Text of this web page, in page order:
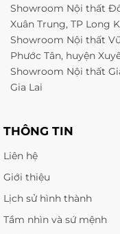
Showroom Nội thất
Xuân Trung, TP Long
Showroom Nội thất
Phước Tân, huyện
Showroom Nội thất
Gia Lai
THÔNG TIN
Liên hệ
Giới thiệu
Lịch sử hình thành
Tầm nhìn và sứ mệnh